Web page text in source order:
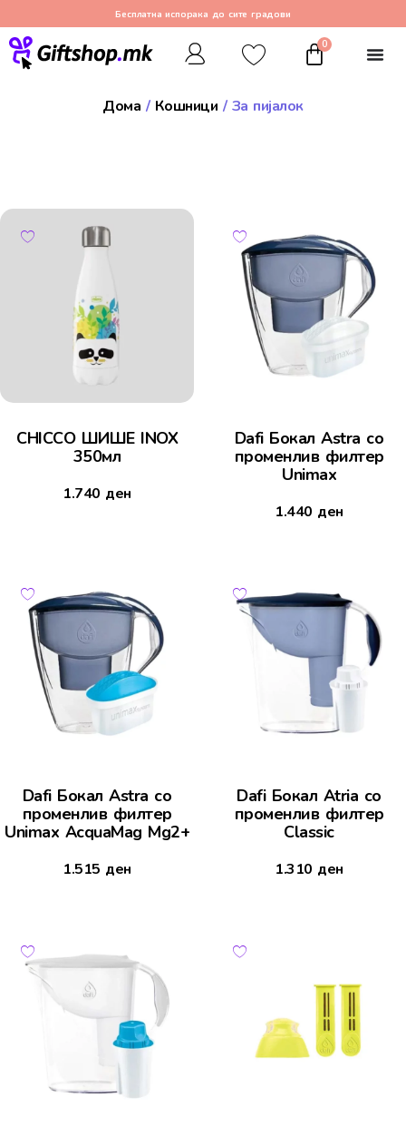
Бесплатна испорака до сите градови
0
Дома / Кошници / За пијалок
CHICCO ШИШЕ INOX
350мл
1.740 ден
Dafi Бокал Astra со
променлив филтер
Unimax
1.440 ден
Dafi Бокал Astra со
променлив филтер
Unimax AcquaMag Mg2+
1.515 ден
Dafi Бокал Atria со
променлив филтер
Classic
1.310 ден